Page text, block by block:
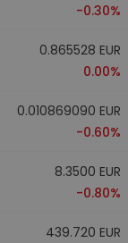
-0.30%
0.865528 EUR
0.00%
0.010869090 EUR
-0.60%
8.3500 EUR
-0.80%
439.720 EUR